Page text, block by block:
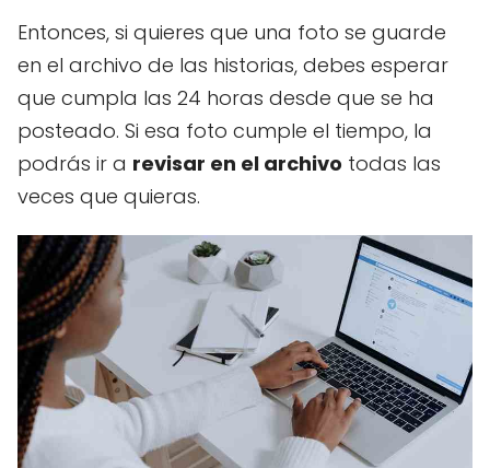
Entonces, si quieres que una foto se guarde
en el archivo de las historias, debes esperar
que cumpla las 24 horas desde que se ha
posteado. Si esa foto cumple el tiempo, la
podrás ir a revisar en el archivo todas las
veces que quieras.